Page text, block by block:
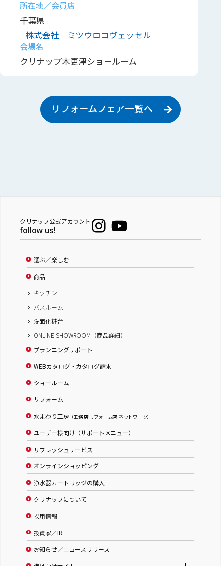
千葉県
株式会社 ミツウロコヴェッセル
クリナップ木更津ショールーム
リフォームフェア一覧へ
クリナップ公式アカウント
follow us!
選ぶ／楽しむ
商品
キッチン
バスルーム
洗面化粧台
ONLINE SHOWROOM（商品詳細）
プランニングサポート
WEBカタログ・カタログ請求
ショールーム
リフォーム
水まわり工房 （工務店 リフォーム店 ネットワーク）
ユーザー様向け（サポートメニュー）
リフレッシュサービス
オンラインショッピング
浄水器カートリッジの購入
クリナップについて
採用情報
投資家／IR
お知らせ／ニュースリリース